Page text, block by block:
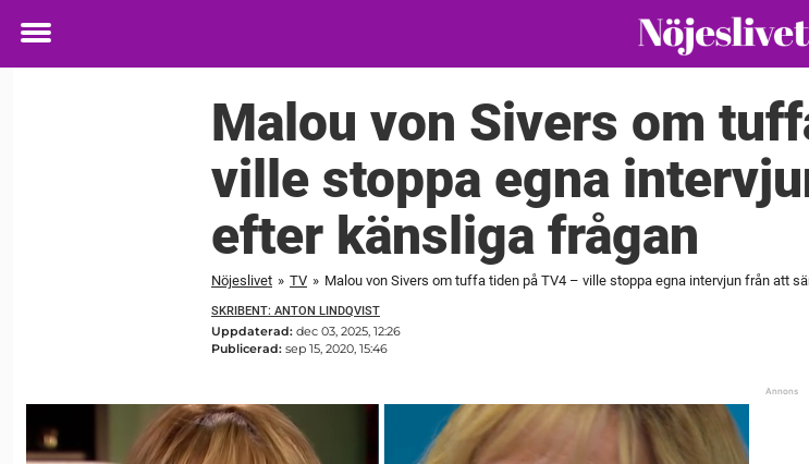
Toggle
Malou von Sivers om
ville stoppa egna
efter känsliga frågan
Nöjeslivet » TV » Malou von Sivers om tuffa tiden på TV4 – ville stoppa egna intervjun från att
SKRIBENT: ANTON LINDQVIST
Uppdaterad: dec 03, 2025, 12:26
Publicerad: sep 15, 2020, 15:46